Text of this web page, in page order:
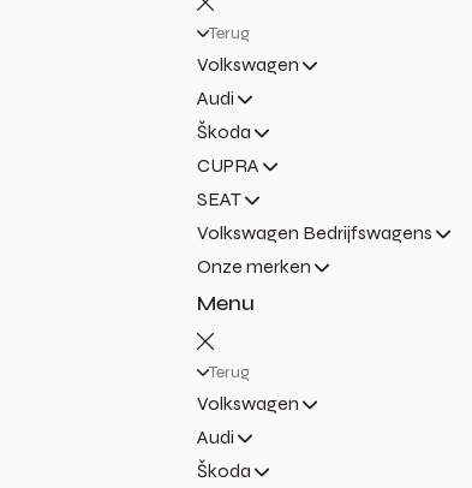
Terug
Volkswagen
Audi
Škoda
CUPRA
SEAT
Volkswagen Bedrijfswagens
Onze merken
Menu
Terug
Volkswagen
Audi
Škoda